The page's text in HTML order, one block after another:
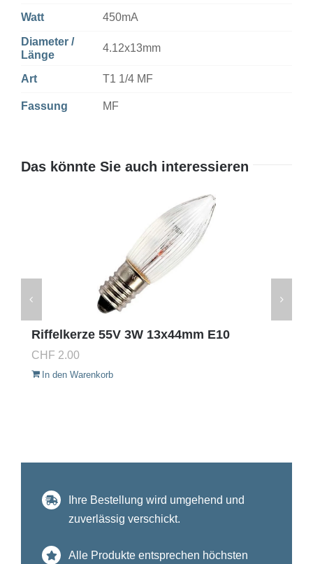
Watt 450mA
Diameter /
Länge
4.12x13mm
Art T1 1/4 MF
Fassung MF
Das könnte Sie auch interessieren
Riffelkerze 55V 3W 13x44mm E10
CHF 2.00
In den Warenkorb
Ihre Bestellung wird umgehend und
zuverlässig verschickt.
Alle Produkte entsprechen höchsten